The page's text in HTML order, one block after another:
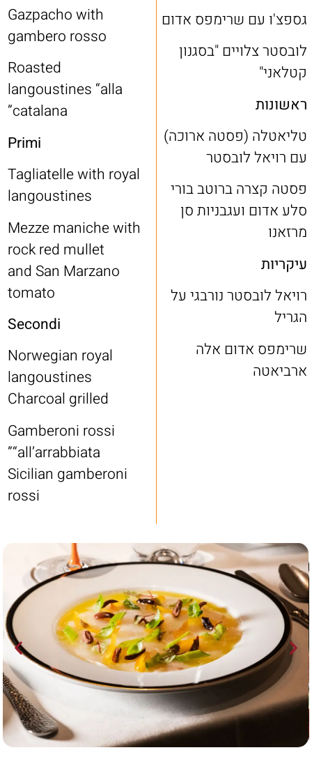
גספצ'ו עם שרימפס אדום
לובסטר צלויים "בסגנון
קטלאני"
ראשונות
טליאטלה (פסטה ארוכה)
עם רויאל לובסטר
פסטה קצרה ברוטב בורי
סלע אדום ועגבניות סן
מרזאנו
עיקריות
רויאל לובסטר נורבגי על
הגריל
שרימפס אדום אלה
ארביאטה
Gazpacho with
gambero rosso
Roasted
langoustines “alla
catalana”
Primi
Tagliatelle with royal
langoustines
Mezze maniche with
rock red mullet
and San Marzano
tomato
Secondi
Norwegian royal
langoustines
Charcoal grilled
Gamberoni rossi
“all’arrabbiata”
Sicilian gamberoni
rossi